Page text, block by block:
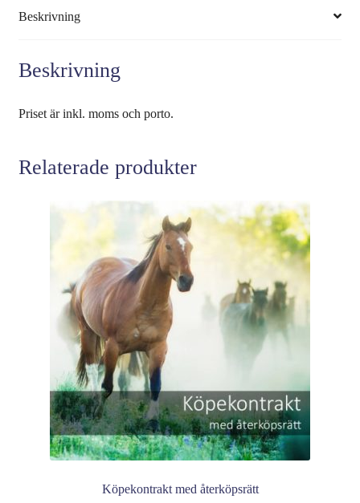
Beskrivning
Beskrivning
Priset är inkl. moms och porto.
Relaterade produkter
Köpekontrakt med återköpsrätt